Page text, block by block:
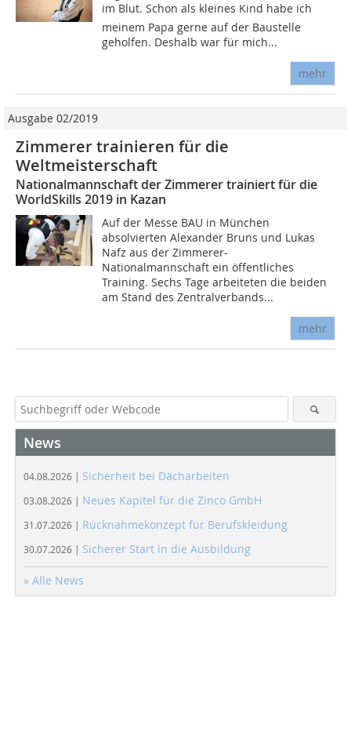
im Blut. Schon als kleines Kind habe ich
meinem Papa gerne auf der Baustelle
geholfen. Deshalb war für mich...
mehr
Ausgabe 02/2019
Zimmerer trainieren für die
Weltmeisterschaft
Nationalmannschaft der Zimmerer trainiert für die
WorldSkills 2019 in Kazan
Auf der Messe BAU in München
absolvierten Alexander Bruns und Lukas
Nafz aus der Zimmerer-
Nationalmannschaft ein öffentliches
Training. Sechs Tage arbeiteten die beiden
am Stand des Zentralverbands...
mehr
News
04.08.2026 | Sicherheit bei Dacharbeiten
03.08.2026 | Neues Kapitel für die Zinco GmbH
31.07.2026 | Rücknahmekonzept für Berufskleidung
30.07.2026 | Sicherer Start in die Ausbildung
» Alle News